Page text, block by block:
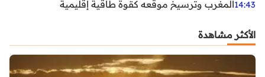
14:43المغرب وترسيخ موقعه كقوة طاقية إقليمية
الأكثر مشاهدة